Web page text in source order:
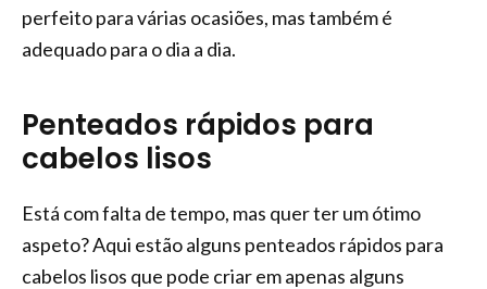
perfeito para várias ocasiões, mas também é
adequado para o dia a dia.
Penteados rápidos para
cabelos lisos
Está com falta de tempo, mas quer ter um ótimo
aspeto? Aqui estão alguns penteados rápidos para
cabelos lisos que pode criar em apenas alguns